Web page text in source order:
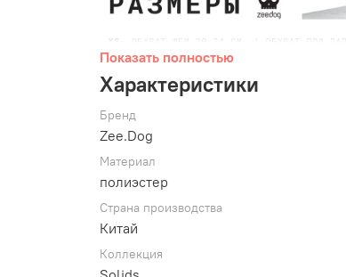
Обратите внимание:
Отрегулируйте таким образом,
собакой легко помещались два
Показать полностью
Характеристики
Бренд
Zee.Dog
Материал
полиэстер
Страна производства
Китай
Коллекция